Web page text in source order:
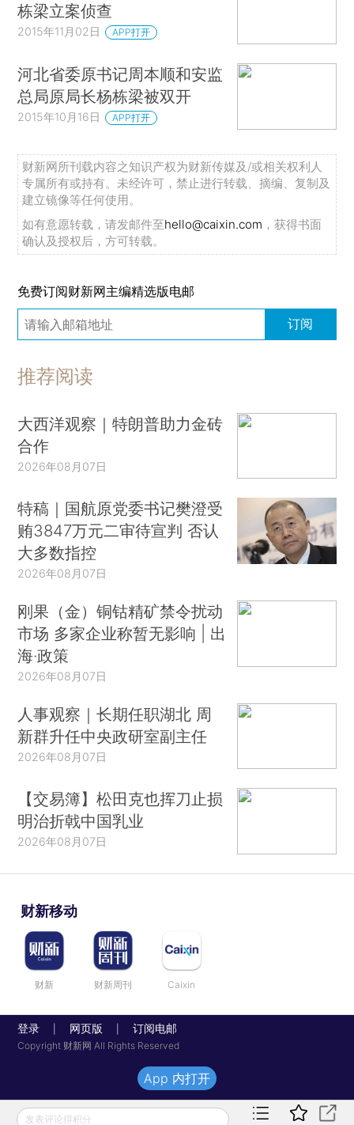
栋梁立案侦查
2015年11月02日 APP打开
河北省委原书记周本顺和安监
总局原局长杨栋梁被双开
2015年10月16日 APP打开
财新网所刊载内容之知识产权为财新传媒及/或相关权利人
专属所有或持有。未经许可，禁止进行转载、摘编、复制及
建立镜像等任何使用。
如有意愿转载，请发邮件至hello@caixin.com ，获得书面
确认及授权后，方可转载。
免费订阅财新网主编精选版电邮
订阅
推荐阅读
大西洋观察｜特朗普助力金砖
合作
2026年08月07日
特稿｜国航原党委书记樊澄受
贿3847万元二审待宣判 否认
大多数指控
2026年08月07日
刚果（金）铜钴精矿禁令扰动
市场 多家企业称暂无影响 | 出
海·政策
2026年08月07日
人事观察｜长期任职湖北 周
新群升任中央政研室副主任
2026年08月07日
【交易簿】松田克也挥刀止损
明治折戟中国乳业
2026年08月07日
财新移动
财新 财新周刊 Caixin
登录 网页版 订阅电邮
Copyright 财新网 All Rights Reserved
发表评论得积分
App 内打开